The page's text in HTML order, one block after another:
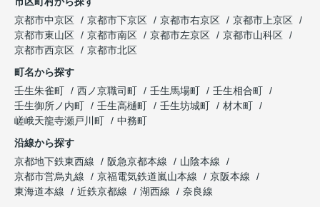
京都市中京区
京都市下京区 京都市右京区
京都市上京区
京都市東山区
京都市南区 京都市左京区
京都市山科区
京都市西京区
京都市北区
町名から探す
壬生朱雀町
西ノ京職司町 壬生馬場町
壬生相合町
壬生御所ノ内町
壬生高樋町 壬生坊城町
材木町
嵯峨天龍寺瀬戸川町
中務町
沿線から探す
京都地下鉄東西線
阪急京都本線
山陰本線
京都市営烏丸線
京福電気鉄道嵐山本線
京阪本線
東海道本線
近鉄京都線 湖西線
奈良線